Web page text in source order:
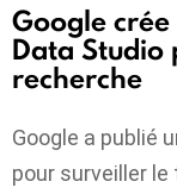
Google
Data Studio
recherche
Google a publié
pour surveiller